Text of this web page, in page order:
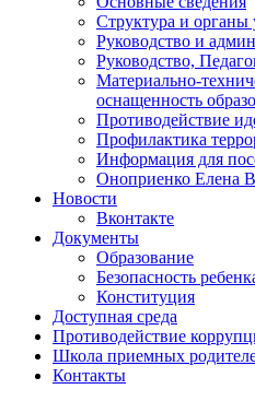
Структура и органы
Руководство и
Руководство,
Материально-
оснащенность
Противодействие
Профилактика
Информация для
Оноприенко Елена
Новости
Вконтакте
Документы
Образование
Безопасность
Конституция
Доступная среда
Противодействие
Школа приемных
Контакты